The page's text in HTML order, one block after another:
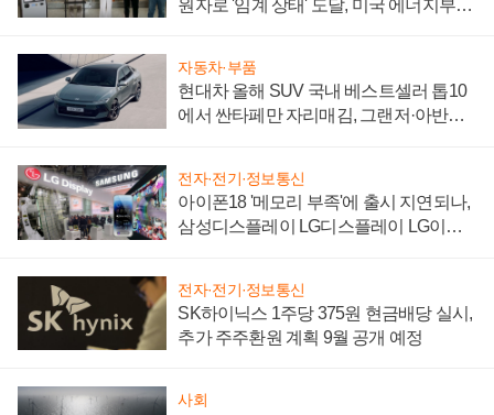
원자로 '임계 상태' 도달, 미국 에너지부
자동차·부품
현대차 올해 SUV 국내 베스트셀러 톱10
에서 싼타페만 자리매김, 그랜저·아반떼
전자·전기·정보통신
아이폰18 '메모리 부족'에 출시 지연되나,
삼성디스플레이 LG디스플레이 LG이노
전자·전기·정보통신
SK하이닉스 1주당 375원 현금배당 실시,
추가 주주환원 계획 9월 공개 예정
사회